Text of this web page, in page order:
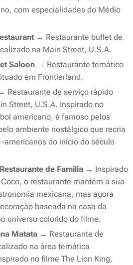
com especialidades do Médio
→ Restaurante buffet de
na Main Street, U.S.A.
Saloon → Restaurante temático
em Frontierland.
Restaurante de serviço rápido
Street, U.S.A. Inspirado no
americano, é famoso pelos
ambiente nostálgico que recria
americanos do início do século
de Familia → Inspirado
o restaurante mantém a sua
mexicana, mas agora
baseada na casa da
universo colorido do filme.
Matata → Restaurante de
na área temática
no filme The Lion King,